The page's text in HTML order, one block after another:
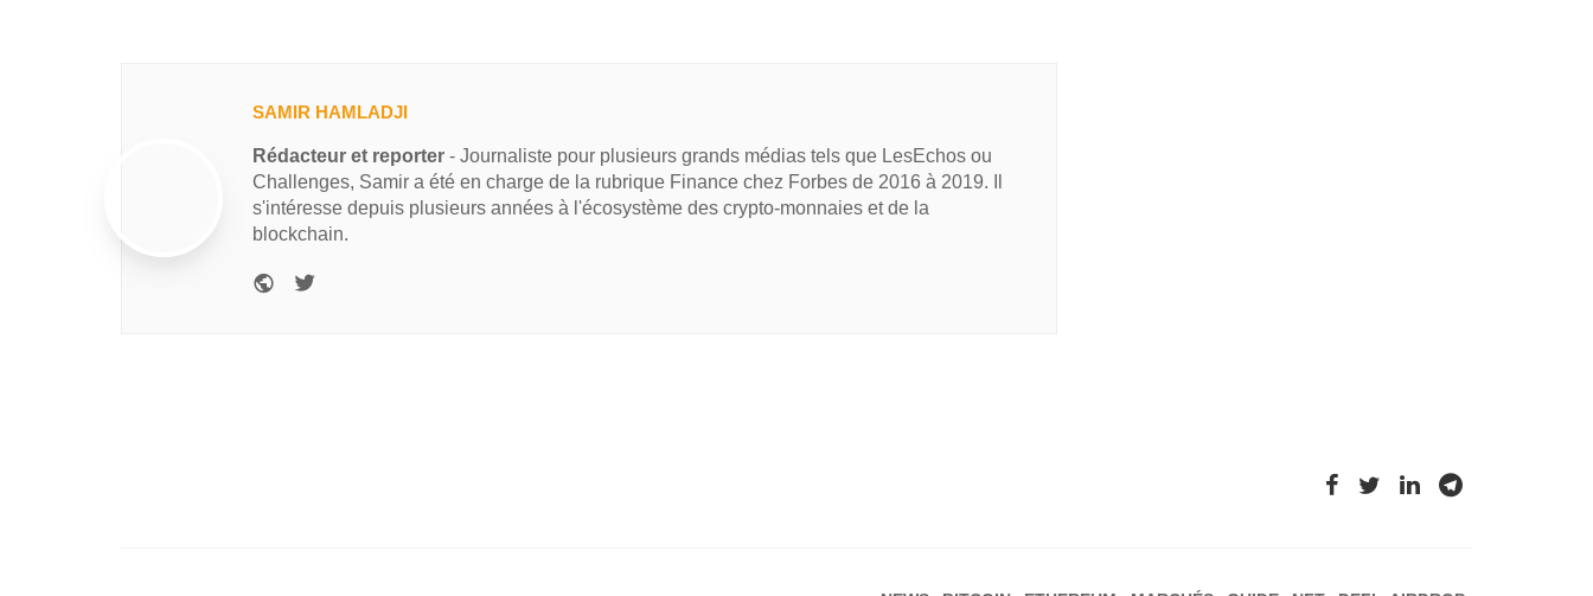
SAMIR HAMLADJI
Rédacteur et reporter - Journaliste pour plusieurs grands médias tels que LesEchos ou
Challenges, Samir a été en charge de la rubrique Finance chez Forbes de 2016 à 2019. Il
s'intéresse depuis plusieurs années à l'écosystème des crypto-monnaies et de la
blockchain.